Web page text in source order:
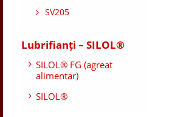
SV205
Lubrifianți – SILOL®
SILOL® FG (agreat
alimentar)
SILOL®